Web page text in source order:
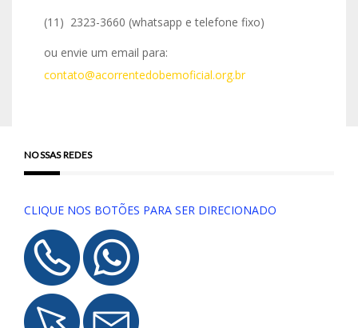
(11) 2323-3660 (whatsapp e telefone fixo)
ou envie um email para:
contato@acorrentedobemoficial.org.br
NOSSAS REDES
CLIQUE NOS BOTÕES PARA SER DIRECIONADO